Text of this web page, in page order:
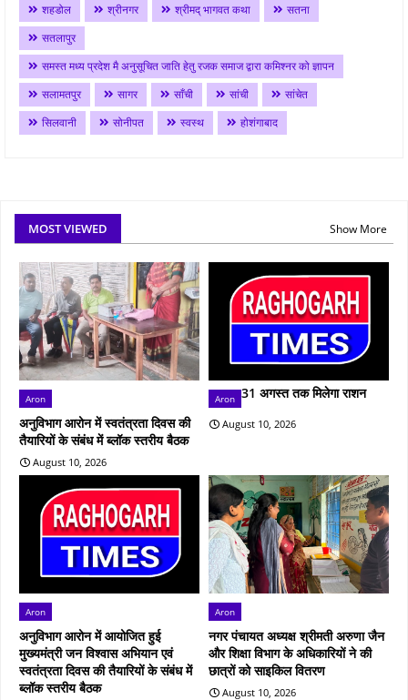
शहडोल
श्रीनगर श्रीमद् भागवत कथा
सतना
सतलापुर
समस्त मध्य प्रदेश मै अनुसूचित जाति हेतु रजक समाज द्वारा कमिश्नर को ज्ञापन
सलामतपुर
सागर साँची सांची
सांचेत
सिलवानी
सोनीपत स्वस्थ होशंगाबाद
MOST VIEWED Show More
Aron
अनुविभाग आरोन में स्वतंत्रता दिवस की
तैयारियों के संबंध में ब्लॉक स्तरीय बैठक
August 10, 2026
Aron 31 अगस्त तक मिलेगा राशन
August 10, 2026
Aron
अनुविभाग आरोन में आयोजित हुई
मुख्‍यमंत्री जन विश्वास अभियान एवं
स्वतंत्रता दिवस की तैयारियों के संबंध में
ब्लॉक स्तरीय बैठक
Aron
नगर पंचायत अध्यक्ष श्रीमती अरुणा जैन
और शिक्षा विभाग के अधिकारियों ने की
छात्रों को साइकिल वितरण
August 10, 2026